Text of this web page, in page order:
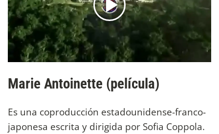
Marie Antoinette (película)
Es una coproducción estadounidense-franco-
japonesa escrita y dirigida por Sofia Coppola.